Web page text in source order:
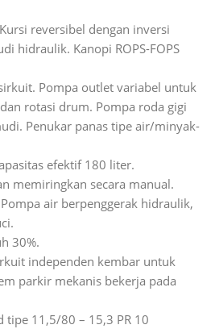
reversibel dengan inversi
hidraulik. Kanopi ROPS-FOPS
sirkuit. Pompa outlet variabel untuk
rotasi drum. Pompa roda gigi
Penukar panas tipe air/minyak-
efektif 180 liter.
memiringkan secara manual.
Pompa air berpenggerak hidraulik,
30%.
independen kembar untuk
parkir mekanis bekerja pada
tipe 11,5/80 – 15,3 PR 10